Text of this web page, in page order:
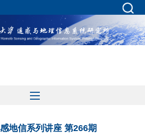
地信系列讲座 第266期